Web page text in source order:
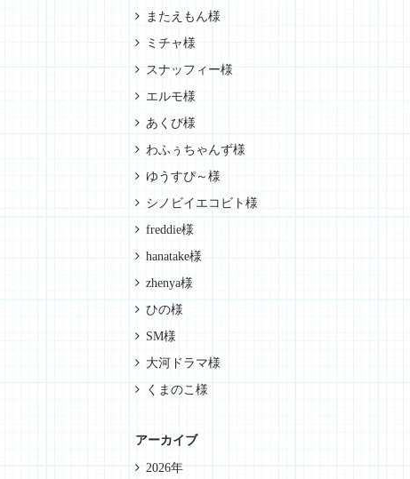
またえもん様
ミチャ様
スナッフィー様
エルモ様
あくび様
わふぅちゃんず様
ゆうすぴ～様
シノビイエコビト様
freddie様
hanatake様
zhenya様
ひの様
SM様
大河ドラマ様
くまのこ様
アーカイブ
2026年